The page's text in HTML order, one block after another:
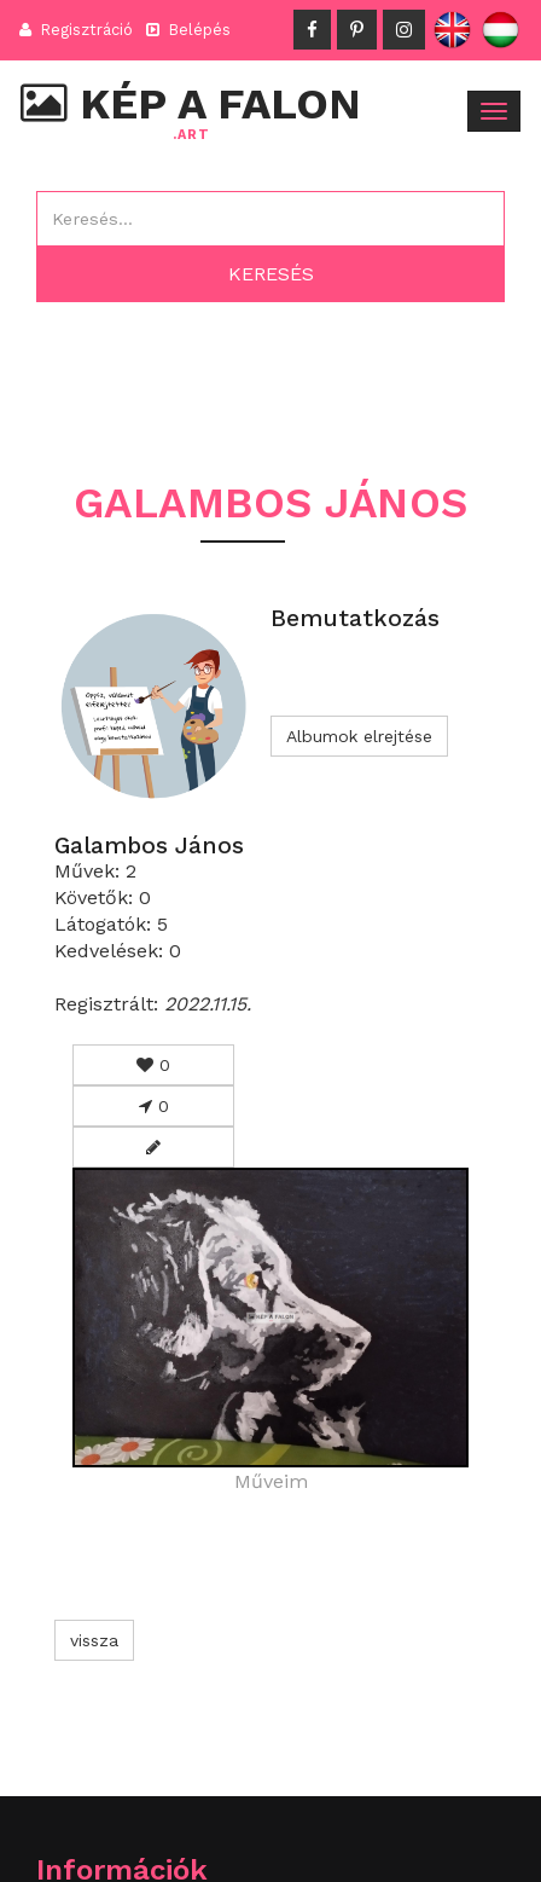
Regisztráció Belépés
KÉP A FALON
.ART
GALAMBOS JÁNOS
Galambos János
Művek: 2
Követők: 0
Látogatók: 5
Kedvelések: 0
Regisztrált: 2022.11.15.
0
0
Bemutatkozás
Albumok elrejtése
Műveim
vissza
Információk